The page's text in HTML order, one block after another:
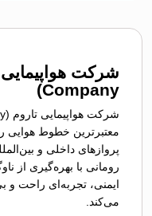
Company)
معتبرترین خطوط هوایی
پروازهای داخلی و
رومانی با بهره‌گیری از
ایمنی، تجربه‌ای راحت و
می‌کند.